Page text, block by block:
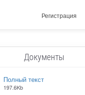
Регистрация
Документы
Полный текст
197.6Kb